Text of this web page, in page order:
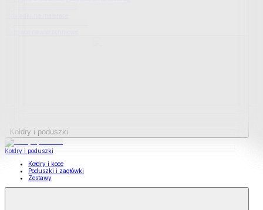
Kołdry i poduszki
Kołdry i poduszki
Kołdry i koce
Poduszki i zagłówki
Zestawy